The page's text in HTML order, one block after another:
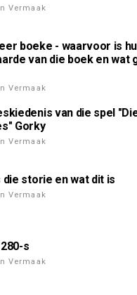
Vermaak
boeke - waarvoor is
van die boek en wat
Vermaak
van die spel
Gorky
Vermaak
die storie en wat dit is
Vermaak
s
Vermaak